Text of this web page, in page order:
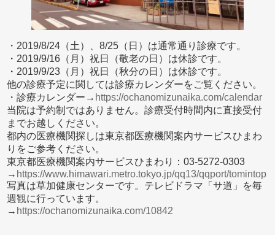
・2019/8/24（土）、8/25（日）は通常通り診療です。
・2019/9/16（月）祝日（敬老の日）は休診です。
・2019/9/23（月）祝日（秋分の日）は休診です。
他の診療予定に関しては診療カレンダーをご覧ください。
・診療カレンダー→ https://ochanomizunaika.com/calendar
当院は予約制ではありません。診療受付時間内に直接受付
までお越しください。
都内の医療機関探しは東京都医療機関案内サービスひまわ
りをご参考ください。
東京都医療機関案内サービスひまわり：03-5272-0303
→ https://www.himawari.metro.tokyo.jp/qq13/qqport/tomintop
写真は草加健康センターです。テレビドラマ「サ道」を毎
週観に行っています。
→ https://ochanomizunaika.com/10842